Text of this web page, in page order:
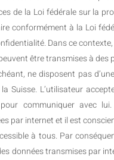
de la Loi fédérale sur la
conformément à la Loi
Dans ce
être transmises à des
ne disposent pas
Suisse. L’utilisateur
communiquer avec
par internet et il est
à tous. Par
données transmises par